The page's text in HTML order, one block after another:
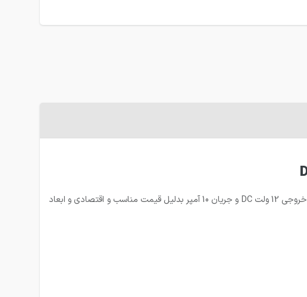
منبع تغذیه ریلی 10 آمپر دلتا با کدفنی DRL12V120W1EN یکی دیگر از منابع تغذیه دلتا سری DRL میباشد. این منبع تغذیه با ولتاژ خروجی 12 ولت DC و جریان 10 آمپر بدلیل قیمت مناسب و اقتصادی و ابعاد